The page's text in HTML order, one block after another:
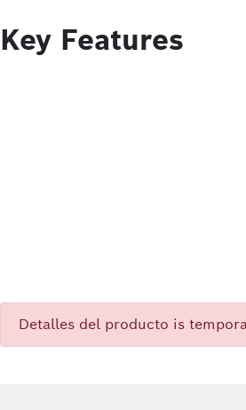
Key Features
Detalles del producto is